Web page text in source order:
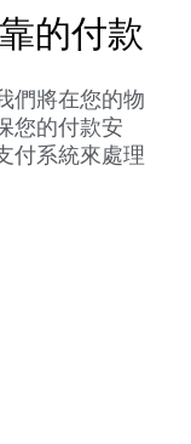
的付款
們將在您的物
您的付款安
付系統來處理